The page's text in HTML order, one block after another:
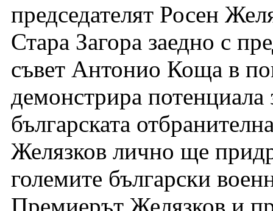
председателят Росен
Стара Загора заедно с
съвет Антонио Коща в
демонстрира потенциала
българската
Желязков лично ще
големите български
Премиерът Желязков и